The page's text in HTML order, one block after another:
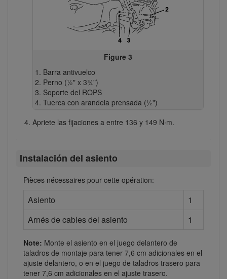
Figure 3
Barra antivuelco
Perno (½" x 3¾")
Soporte del ROPS
Tuerca con arandela prensada (½")
Apriete las fijaciones a entre 136 y 149 N∙m.
Instalación del asiento
Pièces nécessaires pour cette opération:
Asiento
1
Arnés de cables del asiento
1
Note: Monte el asiento en el juego delantero de
taladros de montaje para tener 7,6 cm adicionales en el
ajuste delantero, o en el juego de taladros trasero para
tener 7,6 cm adicionales en el ajuste trasero.